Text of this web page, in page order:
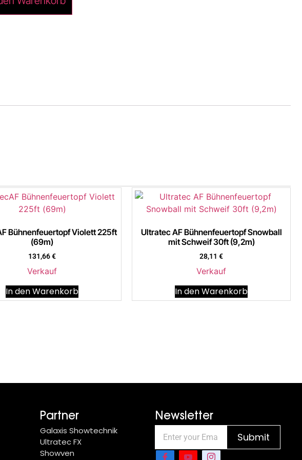
Bühnenfeuertopf Violett 225ft
(69m)
131,66€
Verkauf
In den Warenkorb
Ultratec AF Bühnenfeuertopf Snowball
mit Schweif 30ft (9,2m)
28,11 €
Verkauf
In den Warenkorb
Partner
Galaxis Showtechnik
Ultratec FX
Showven
Newsletter
Submit